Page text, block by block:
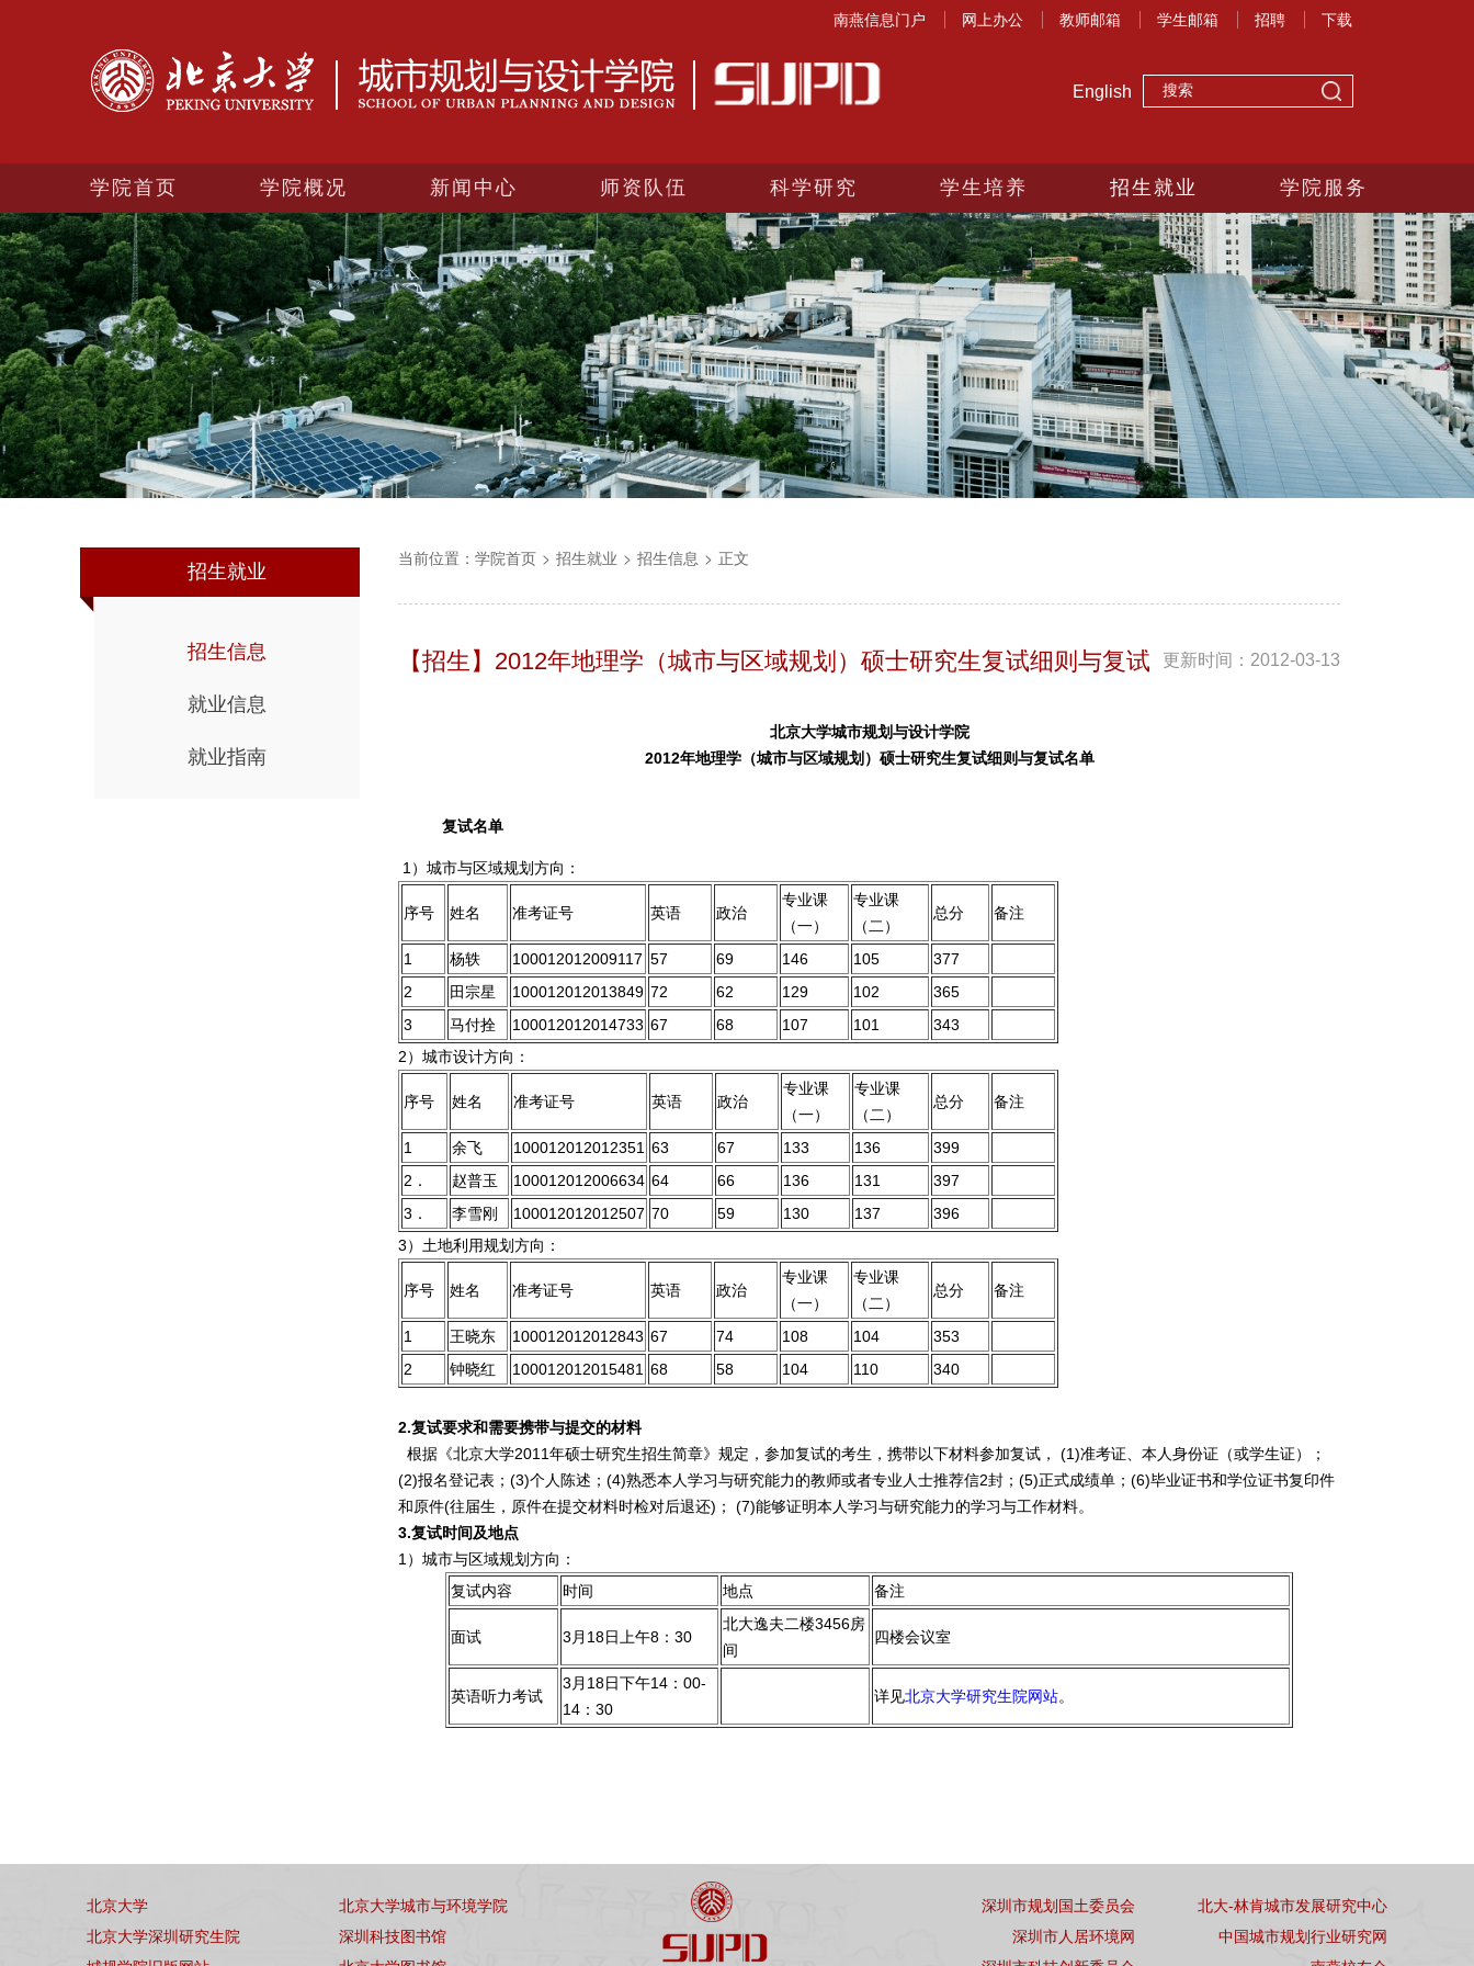
南燕信息门户 网上办公 教师邮箱 学生邮箱 招聘 下载
English
学院首页 学院概况 新闻中心 师资队伍 科学研究 学生培养 招生就业 学院服务
招生就业
招生信息
就业信息
就业指南
当前位置： 学院首页 > 招生就业 > 招生信息 > 正文
【招生】2012年地理学（城市与区域规划）硕士研究生复试细则与复试 更新时间： 2012-03-13
北京大学城市规划与设计学院
2012年地理学（城市与区域规划）硕士研究生复试细则与复试名单
复试名单
1）城市与区域规划方向：
序号 姓名 准考证号 英语 政治
专业课
（一）
专业课
（二）
总分 备注
1 杨轶 100012012009117 57 69 146 105
377
2
田宗星 100012012013849 72 62 129 102
365
3
马付拴 100012012014733 67 68 107 101
343
2）城市设计方向：
序号 姓名 准考证号 英语 政治
专业课
（一）
专业课
（二）
总分 备注
1 余飞 100012012012351 63 67 133 136
399
2．
赵普玉 100012012006634 64 66 136 131
397
3．
李雪刚 100012012012507 70 59 130 137
396
3）土地利用规划方向：
序号 姓名 准考证号 英语 政治
专业课
（一）
专业课
（二）
总分 备注
1 王晓东 100012012012843 67 74 108 104
353
2
钟晓红 100012012015481 68 58 104 110 340
2.复试要求和需要携带与提交的材料
根据《北京大学2011年硕士研究生招生简章》规定，参加复试的考生，携带以下材料参加复试， (1)准考证、本人身份证（或学生证）；
(2)报名登记表；(3)个人陈述；(4)熟悉本人学习与研究能力的教师或者专业人士推荐信2封；(5)正式成绩单；(6)毕业证书和学位证书复印件
和原件(往届生，原件在提交材料时检对后退还)； (7)能够证明本人学习与研究能力的学习与工作材料。
3.复试时间及地点
1）城市与区域规划方向：
复试内容
时间 地点 备注
面试 3月18日上午8：30
北大逸夫二楼3456房
间
四楼会议室
英语听力考试
3月18日下午14：00-
14：30
详见北京大学研究生院网站。
北京大学
北京大学深圳研究生院
北京大学城市与环境学院
深圳科技图书馆
北大-林肯城市发展研究中心
中国城市规划行业研究网
深圳市规划国土委员会
深圳市人居环境网